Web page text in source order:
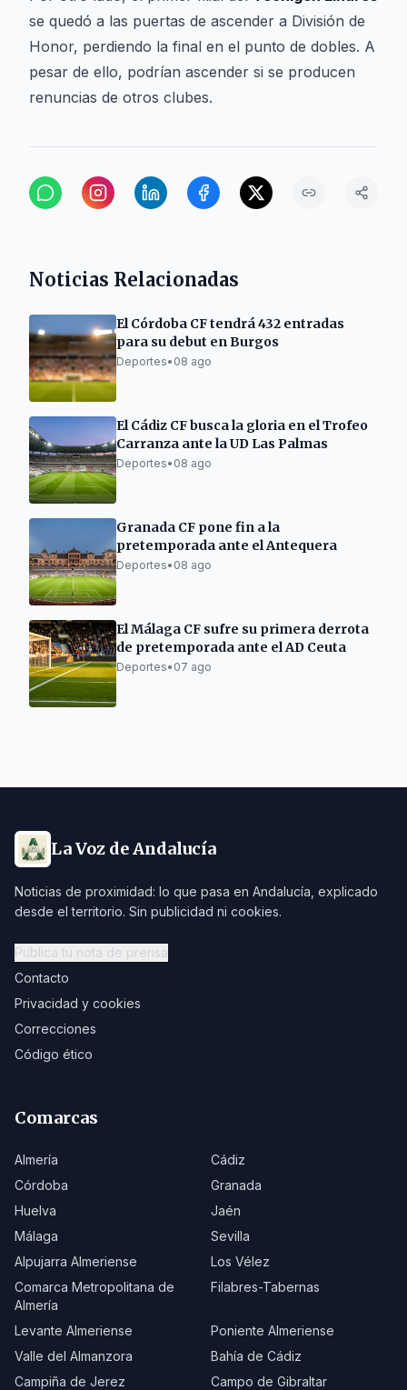
se quedó a las puertas de ascender a División de
Honor, perdiendo la final en el punto de dobles. A
pesar de ello, podrían ascender si se producen
renuncias de otros clubes.
Noticias Relacionadas
El Córdoba CF tendrá 432 entradas
para su debut en Burgos
Deportes• 08 ago
El Cádiz CF busca la gloria en el Trofeo
Carranza ante la UD Las Palmas
Deportes• 08 ago
Granada CF pone fin a la
pretemporada ante el Antequera
Deportes• 08 ago
El Málaga CF sufre su primera derrota
de pretemporada ante el AD Ceuta
Deportes• 07 ago
La Voz de Andalucía
Noticias de proximidad: lo que pasa en Andalucía, explicado
desde el territorio. Sin publicidad ni cookies.
Publica tu nota de prensa
Contacto
Privacidad y cookies
Correcciones
Código ético
Comarcas
Almería
Cádiz
Córdoba
Granada
Huelva
Jaén
Málaga
Sevilla
Alpujarra Almeriense
Los Vélez
Comarca Metropolitana de
Almería
Filabres-Tabernas
Levante Almeriense
Poniente Almeriense
Valle del Almanzora
Bahía de Cádiz
Campiña de Jerez
Campo de Gibraltar